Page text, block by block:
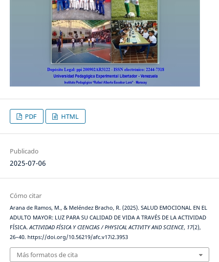
PDF HTML
Publicado
2025-07-06
Cómo citar
Arana de Ramos, M., & Meléndez Bracho, R. (2025). SALUD EMOCIONAL EN EL
ADULTO MAYOR: LUZ PARA SU CALIDAD DE VIDA A TRAVÉS DE LA ACTIVIDAD
FÍSICA.ACTIVIDAD FÍSICA Y CIENCIAS / PHYSICAL ACTIVITY AND SCIENCE, 17(2),
26–40. https://doi.org/10.56219/afc.v17i2.3953
Más formatos de cita